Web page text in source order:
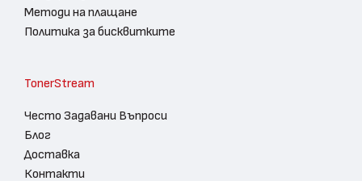
Методи на плащане
Политика за бисквитките
TonerStream
Често Задавани Въпроси
Блог
Доставка
Контакти